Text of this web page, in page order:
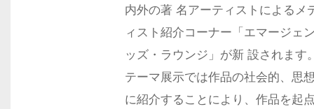
内外の著 名アーティストによるメ
ィスト紹介コーナー「エマージェ
ッズ・ラウンジ」が新 設されます
テーマ展示では作品の社会的、思
に紹介することにより、作品を起